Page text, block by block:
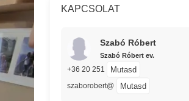
KAPCSOLAT
Szabó Róbert
Szabó Róbert ev.
+36 20 251 Mutasd
szaborobert@ Mutasd